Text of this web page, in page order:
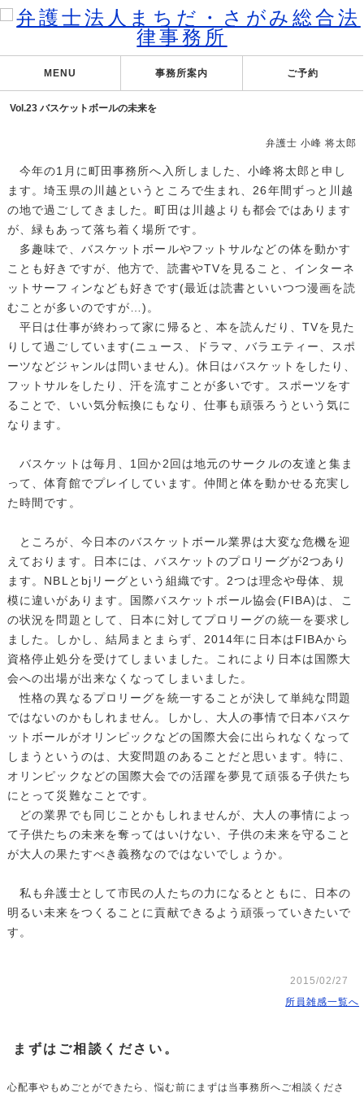
MENU 事務所案内 ご予約
Vol.23 バスケットボールの未来を
弁護士 小峰 将太郎
今年の1月に町田事務所へ入所しました、小峰将太郎と申し
ます。埼玉県の川越というところで生まれ、26年間ずっと川越
の地で過ごしてきました。町田は川越よりも都会ではあります
が、緑もあって落ち着く場所です。
多趣味で、バスケットボールやフットサルなどの体を動かす
ことも好きですが、他方で、読書やTVを見ること、インターネ
ットサーフィンなども好きです(最近は読書といいつつ漫画を読
むことが多いのですが…)。
平日は仕事が終わって家に帰ると、本を読んだり、TVを見た
りして過ごしています(ニュース、ドラマ、バラエティー、スポ
ーツなどジャンルは問いません)。休日はバスケットをしたり、
フットサルをしたり、汗を流すことが多いです。スポーツをす
ることで、いい気分転換にもなり、仕事も頑張ろうという気に
なります。
バスケットは毎月、1回か2回は地元のサークルの友達と集ま
って、体育館でプレイしています。仲間と体を動かせる充実し
た時間です。
ところが、今日本のバスケットボール業界は大変な危機を迎
えております。日本には、バスケットのプロリーグが2つあり
ます。NBLとbjリーグという組織です。2つは理念や母体、規
模に違いがあります。国際バスケットボール協会(FIBA)は、こ
の状況を問題として、日本に対してプロリーグの統一を要求し
ました。しかし、結局まとまらず、2014年に日本はFIBAから
資格停止処分を受けてしまいました。これにより日本は国際大
会への出場が出来なくなってしまいました。
性格の異なるプロリーグを統一することが決して単純な問題
ではないのかもしれません。しかし、大人の事情で日本バスケ
ットボールがオリンピックなどの国際大会に出られなくなって
しまうというのは、大変問題のあることだと思います。特に、
オリンピックなどの国際大会での活躍を夢見て頑張る子供たち
にとって災難なことです。
どの業界でも同じことかもしれませんが、大人の事情によっ
て子供たちの未来を奪ってはいけない、子供の未来を守ること
が大人の果たすべき義務なのではないでしょうか。
私も弁護士として市民の人たちの力になるとともに、日本の
明るい未来をつくることに貢献できるよう頑張っていきたいで
す。
2015/02/27
所員雑感一覧へ
まずはご相談ください。
心配事やもめごとができたら、悩む前にまずは当事務所へご相談くださ